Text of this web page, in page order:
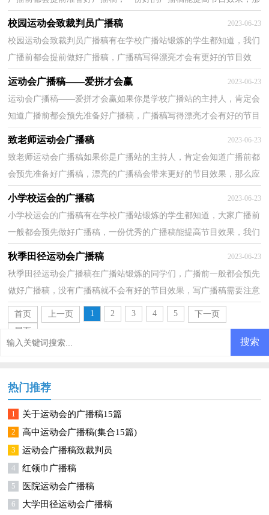
校园运动会致裁判员广播稿 2023-06-23
校园运动会致裁判员广播稿有在学校广播站锻炼的学生都知道，我们
广播前都会提前做好广播稿，广播稿写得漂亮才会有更好的节目效
运动会广播稿——爱拼才会赢 2023-06-23
运动会广播稿——爱拼才会赢如果你是学校广播站的主持人，肯定会
知道广播前都会预先准备好广播稿，广播稿写得漂亮才会有好的节目
致老师运动会广播稿 2023-06-23
致老师运动会广播稿如果你是广播站的主持人，肯定会知道广播前都
会预先准备好广播稿，漂亮的广播稿会带来更好的节目效果，那么应
小学校运会的广播稿 2023-06-23
小学校运会的广播稿有在学校广播站锻炼的学生都知道，大家广播前
一般都会预先做好广播稿，一份优秀的广播稿能提高节目效果，我们
秋季田径运动会广播稿 2023-06-23
秋季田径运动会广播稿在广播站锻炼的同学们，广播前一般都会预先
做好广播稿，没有广播稿就不会有好的节目效果，写广播稿需要注意
哪些格式呢？下面是小编整理的秋季田径运动会广播稿...
首页 上一页 1 2 3 4 5
下一页
尾页
热门推荐
1 关于运动会的广播稿15篇
2 高中运动会广播稿(集合15篇)
3 运动会广播稿致裁判员
4 红领巾广播稿
5 医院运动会广播稿
6 大学田径运动会广播稿